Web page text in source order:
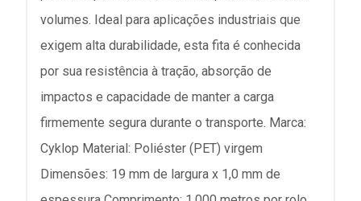
volumes. Ideal para aplicações industriais que
exigem alta durabilidade, esta fita é conhecida
por sua resistência à tração, absorção de
impactos e capacidade de manter a carga
firmemente segura durante o transporte. Marca:
Cyklop Material: Poliéster (PET) virgem
Dimensões: 19 mm de largura x 1,0 mm de